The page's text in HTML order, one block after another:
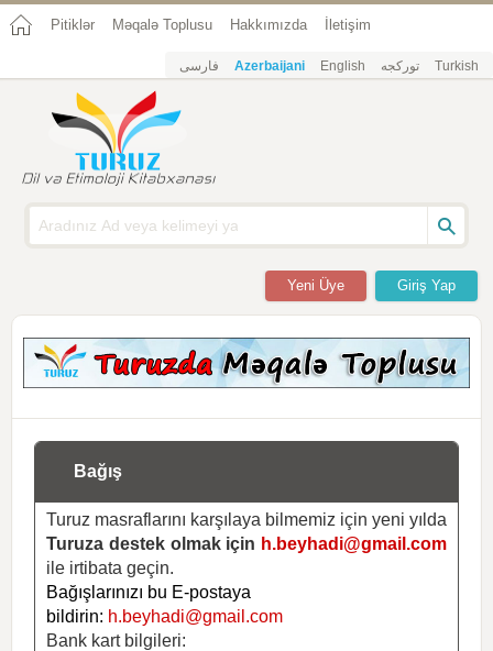
Pitiklər Məqalə Toplusu Hakkımızda İletişim
فارسی Azerbaijani English تورکجه Turkish
Giriş Yap
Yeni Üye
Bağış
Turuz masraflarını karşılaya bilmemiz için yeni yılda
Turuza destek olmak için h.beyhadi@gmail.com
ile irtibata geçin.
Bağışlarınızı bu E-postaya
bildirin: h.beyhadi@gmail.com
Bank kart bilgileri: